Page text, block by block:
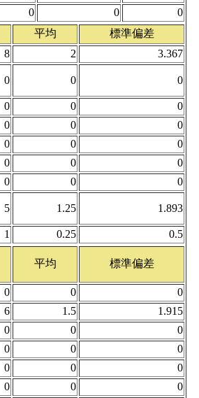
0 0 0
平均
標準偏差
8 2
3.367
0 0 0
0 0
0
0 0
0
0 0
0
0 0
0
0 0
0
5 1.25 1.893
1 0.25 0.5
平均 標準偏差
0 0
0
6 1.5
1.915
0 0
0
0 0
0
0 0
0
0 0
0